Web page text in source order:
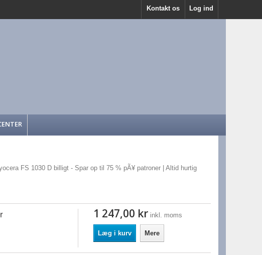
Log ind
Kontakt os
FS 1030 D billigt - Spar op til 75 % pÃ¥ patroner | Altid hurtig
1 247,00 kr inkl. moms
Læg i kurv Mere